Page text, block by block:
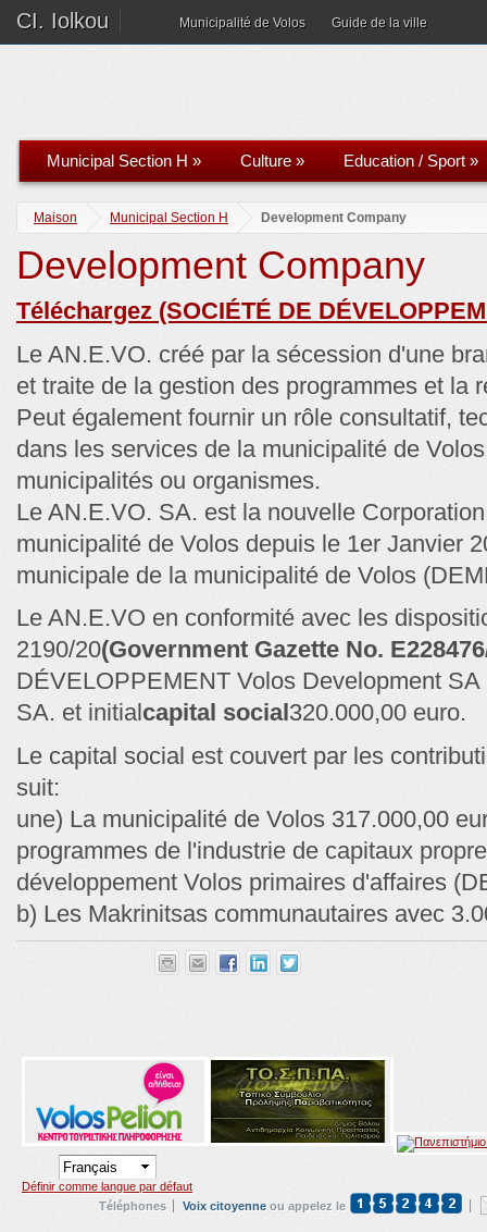
CI. Iolkou Municipalité de Volos Guide de la ville
Municipal Section H » Culture » Education / Sport »
Maison Municipal Section H Development Company
Development Company
Téléchargez (SOCIÉTÉ DE
Le AN.E.VO. créé par la sécession d'une
et traite de la gestion des programmes et la
Peut également fournir un rôle consultatif,
dans les services de la municipalité de
municipalités ou organismes.
Le AN.E.VO. SA. est la nouvelle
municipalité de Volos depuis le 1er Janvier
municipale de la municipalité de Volos
Le AN.E.VO en conformité avec les
2190/20(Government Gazette No.
DÉVELOPPEMENT Volos Development
SA. et initialcapital social320.000,00 euro.
Le capital social est couvert par les
suit:
une) La municipalité de Volos 317.000,00
programmes de l'industrie de capitaux
développement Volos primaires d'affaires
b) Les Makrinitsas communautaires avec
Définir comme langue par défaut
Téléphones
Voix citoyenne ou appelez le